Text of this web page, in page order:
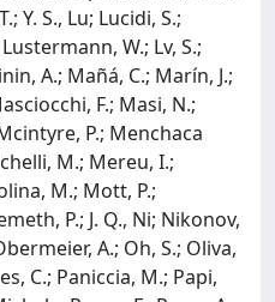
Y. S., Lu; Lucidi, S.;
W.; Lv, S.;
A.; Mañá, C.; Marín, J.;
F.; Masi, N.;
P.; Menchaca
M.; Mereu, I.;
M.; Mott, P.;
P.; J. Q., Ni; Nikonov,
A.; Oh, S.; Oliva,
C.; Paniccia, M.; Papi,